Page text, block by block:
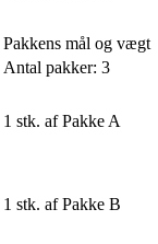
Pakkens mål og vægt
Antal pakker: 3
1 stk. af Pakke A
1 stk. af Pakke B